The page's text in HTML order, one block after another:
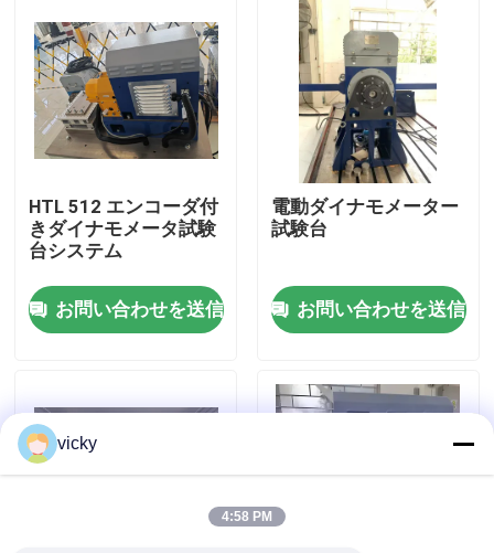
わたしたち に つい て
工場 ツアー
連絡 ください
ニュース
トルクの力量計
HTL 512 エンコーダ付
きダイナモメータ試験
台システム
お問い合わせを送信
電動ダイナモメーター
試験台
お問い合わせを送信
vicky
4:58 PM